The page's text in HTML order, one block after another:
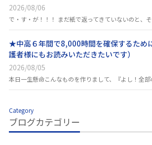
2026/08/06
で・す・が！！！ まだ紙で返ってきていないのと、
★中高６年間で8,000時間を確保するため
護者様にもお読みいただきたいです）
2026/08/05
本日一生懸命こんなものを作りまして、『よし！全部
Category
ブログカテゴリー